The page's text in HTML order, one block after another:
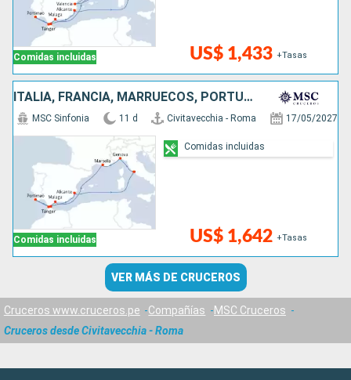
Comidas incluidas US$ 1,433 +Tasas
ITALIA, FRANCIA, MARRUECOS, PORTUGAL, ESPAÑA
Comidas incluidas
MSC Sinfonia 11 d Civitavecchia - Roma 17/05/2027
US$ 1,642 +Tasas
Comidas incluidas
VER MÁS DE CRUCEROS
Cruceros www.cruceros.pe Compañías
MSC Cruceros
Cruceros desde Civitavecchia - Roma